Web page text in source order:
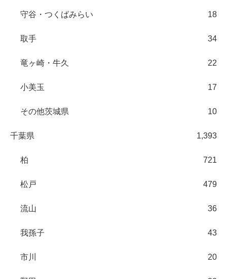
守谷・つくばみらい 18
取手 34
竜ヶ崎・牛久 22
小美玉 17
その他茨城県 10
千葉県 1,393
柏 721
松戸 479
流山 36
我孫子 43
市川 20